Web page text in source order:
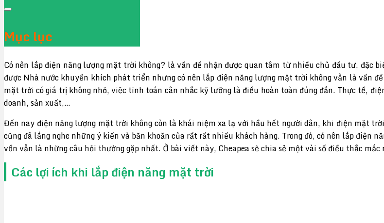
Mục lục
Có nên lắp điện năng lượng mặt trời không? là vấn đề nhận được quan tâm từ nhiều chủ đầu tư, đặc
được Nhà nước khuyến khích phát triển nhưng có nên lắp điện năng lượng mặt trời không vẫn là vấn
mặt trời có giá trị không nhỏ, việc tính toán cân nhắc kỹ lưỡng là điều hoàn toàn đúng đắn. Thực tế,
doanh, sản xuất,…
Đến nay điện năng lượng mặt trời không còn là khái niệm xa lạ với hầu hết người dân, khi điện mặt
cũng đã lắng nghe những ý kiến và băn khoăn của rất rất nhiều khách hàng. Trong đó, có nên lắp
vốn vẫn là những câu hỏi thường gặp nhất. Ở bài viết này, Cheapea sẽ chia sẻ một vài số điều thắc
Các lợi ích khi lắp điện năng mặt trời